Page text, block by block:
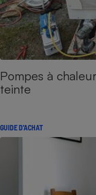
Pompes à
teinte
GUIDE D'ACHAT